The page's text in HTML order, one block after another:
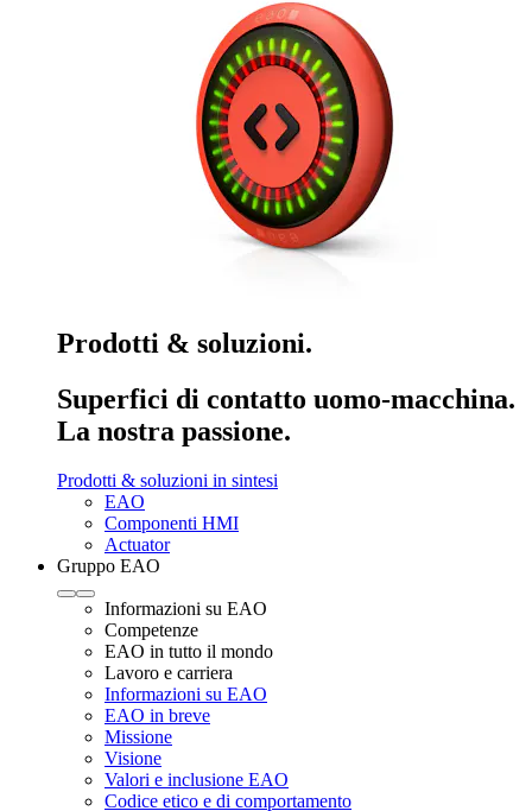
Prodotti & soluzioni.
Superfici di contatto uomo-macchina.
La nostra passione.
Prodotti & soluzioni in sintesi
EAO
Componenti HMI
Actuator
Gruppo EAO
Informazioni su EAO
Competenze
EAO in tutto il mondo
Lavoro e carriera
Informazioni su EAO
EAO in breve
Missione
Visione
Valori e inclusione EAO
Codice etico e di comportamento